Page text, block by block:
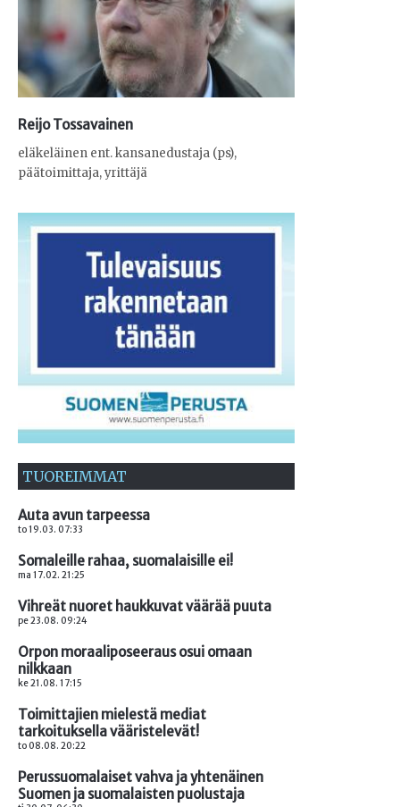
Reijo Tossavainen
eläkeläinen ent. kansanedustaja (ps),
päätoimittaja, yrittäjä
TUOREIMMAT
Auta avun tarpeessa
to 19.03. 07:33
Somaleille rahaa, suomalaisille ei!
ma 17.02. 21:25
Vihreät nuoret haukkuvat väärää puuta
pe 23.08. 09:24
Orpon moraaliposeeraus osui omaan
nilkkaan
ke 21.08. 17:15
Toimittajien mielestä mediat
tarkoituksella vääristelevät!
to 08.08. 20:22
Perussuomalaiset vahva ja yhtenäinen
Suomen ja suomalaisten puolustaja